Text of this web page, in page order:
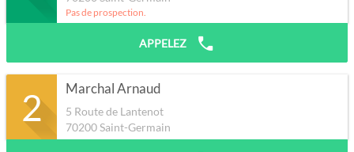
Pas de prospection.
APPELEZ
2 Marchal Arnaud
5 Route de Lantenot
70200Saint-Germain